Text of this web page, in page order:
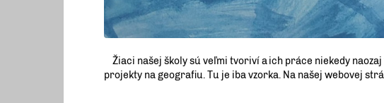
Žiaci našej školy sú veľmi tvoriví a ich práce niekedy
projekty na geografiu. Tu je iba vzorka. Na našej webovej